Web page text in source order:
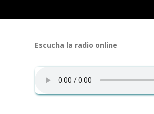
Escucha la radio online